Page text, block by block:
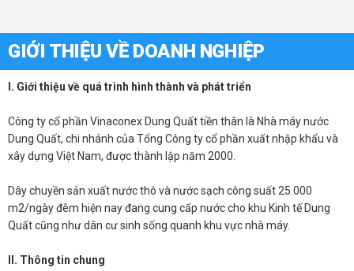
GIỚI THIỆU VỀ DOANH NGHIỆP
I. Giới thiệu về quá trình hình thành và phát triển
Công ty cổ phần Vinaconex Dung Quất tiền thân là Nhà máy nước
Dung Quất, chi nhánh của Tổng Công ty cổ phần xuất nhập khẩu và
xây dựng Việt Nam, được thành lập năm 2000.
Dây chuyền sản xuất nước thô và nước sạch công suất 25.000
m2/ngày đêm hiện nay đang cung cấp nước cho khu Kinh tế Dung
Quất cũng như dân cư sinh sống quanh khu vực nhà máy.
II. Thông tin chung